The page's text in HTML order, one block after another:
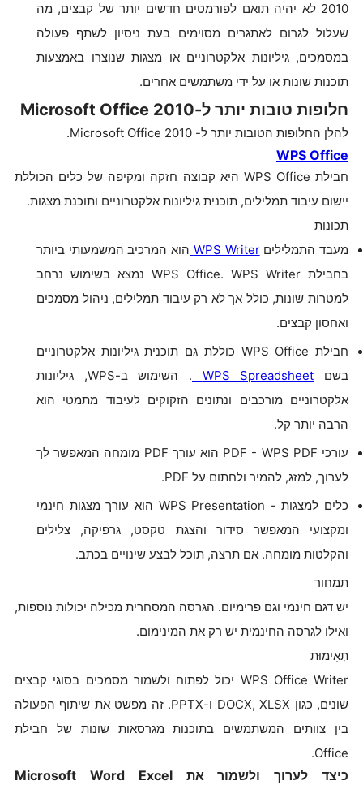
2010 לא יהיה תואם לפורמטים חדשים יותר של קבצים, מה
שעלול לגרום לאתגרים מסוימים בעת ניסיון לשתף פעולה
במסמכים, גיליונות אלקטרוניים או מצגות שנוצרו באמצעות
תוכנות שונות או על ידי משתמשים אחרים.
חלופות טובות יותר ל-Microsoft Office 2010
להלן החלופות הטובות יותר ל- Microsoft Office 2010.
WPS Office
חבילת WPS Office היא קבוצה חזקה ומקיפה של כלים הכוללת
יישום עיבוד תמלילים, תוכנית גיליונות אלקטרוניים ותוכנת מצגות.
תכונות
מעבד התמליליםWPS Writer הוא המרכיב המשמעותי ביותר
בחבילת WPS Office. WPS Writer נמצא בשימוש נרחב
למטרות שונות, כולל אך לא רק עיבוד תמלילים, ניהול מסמכים
ואחסון קבצים.
חבילת WPS Office כוללת גם תוכנית גיליונות אלקטרוניים
בשם WPS Spreadsheet
. השימוש ב-WPS, גיליונות
אלקטרוניים מורכבים ונתונים הזקוקים לעיבוד מתמטי הוא
הרבה יותר קל.
עורכי PDF - WPS PDF הוא עורך PDF מומחה המאפשר לך
לערוך, למזג, להמיר ולחתום על PDF.
כלים למצגות - WPS Presentation הוא עורך מצגות חינמי
ומקצועי המאפשר סידור והצגת טקסט, גרפיקה, צלילים
והקלטות מומחה. אם תרצה, תוכל לבצע שינויים בכתב.
תמחור
יש דגם חינמי וגם פרימיום. הגרסה המסחרית מכילה יכולות נוספות,
ואילו לגרסה החינמית יש רק את המינימום.
תְאִימוּת
WPS Office Writer יכול לפתוח ולשמור מסמכים בסוגי קבצים
שונים, כגון DOCX, XLSX ו-PPTX. זה מפשט את שיתוף הפעולה
בין צוותים המשתמשים בתוכנות מגרסאות שונות של חבילת
Office.
כיצד לערוך ולשמור את Microsoft Word Excel